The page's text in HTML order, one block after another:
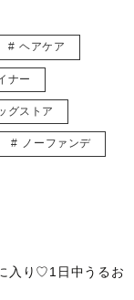
ヘアケア
ナー
グストア
ノーファンデ
入り♡1日中うるお